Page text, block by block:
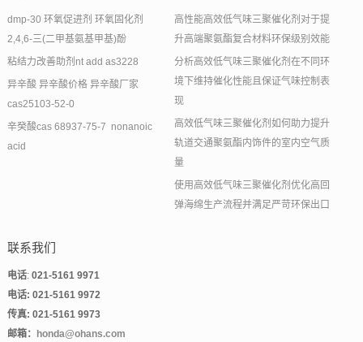
dmp-30 环氧促进剂 环氧固化剂
2,4,6-三(二甲基氨基甲基)酚
粘结力改善助剂nt add as3228
异辛酸 异辛酸价格 异辛酸厂家
cas25103-52-0
辛癸酸cas 68937-75-7 nonanoic
acid
高性能高效低气味三聚催化剂对于提
升高端聚氨酯复合材料环保级别效能
分析高效低气味三聚催化剂在不同环
境下维持催化性能且保证气味控制表
现
高效低气味三聚催化剂如何助力提升
轨道交通聚氨酯内饰件的室内空气质
量
使用高效低气味三聚催化剂优化高回
弹海绵生产流程并满足严苛环保出口
联系我们
电话: 021-5161 9971
电话: 021-5161 9972
传真: 021-5161 9973
邮箱：
honda@ohans.com